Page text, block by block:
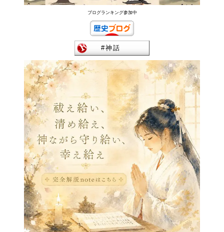
ブログランキング参加中